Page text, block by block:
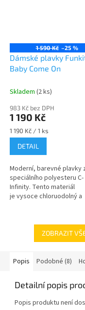
1 590 Kč –25 %
Dámské plavky
Baby Come On
Skladem (2 ks)
983 Kč bez DPH
1 190 Kč
Měrná
cena:
1 190 Kč / 1 ks
DETAIL
Moderní, barevné plavky
speciálního polyesteru C-
Infinity. Tento materiál
je vysoce chloruodolný a
ZOBRAZIT
Popis Podobné (8)
Detailní popis
Popis produktu není